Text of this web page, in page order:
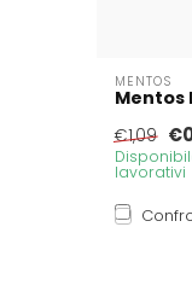
MENTOS
Mentos
€1,09
lavorativi